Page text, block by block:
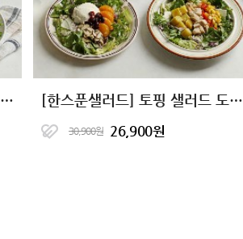
[하루한끼샐러드] 7가지 야채 샐러드 [한스푼샐러드] 토핑 샐러드 도시락 9종
30,900원 26,900원